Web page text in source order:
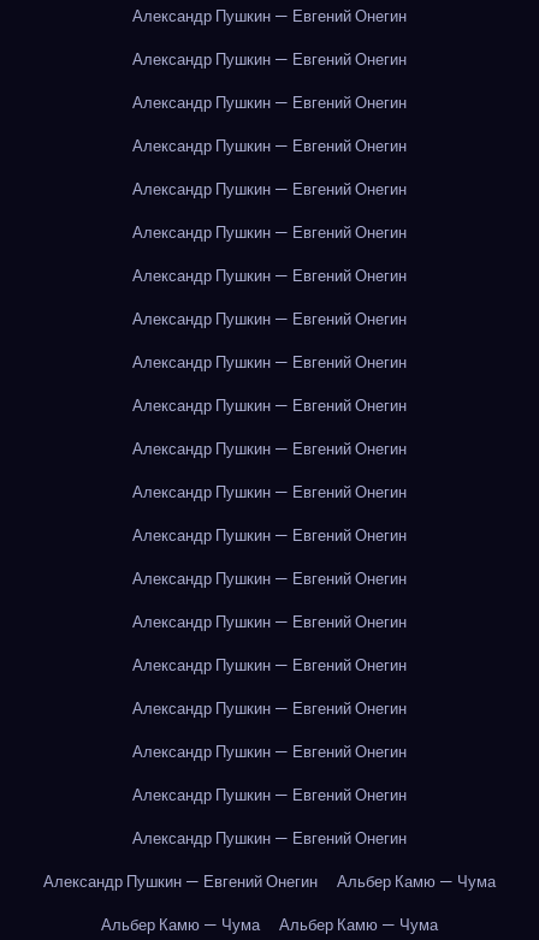
Александр Пушкин — Евгений Онегин
Александр Пушкин — Евгений Онегин
Александр Пушкин — Евгений Онегин
Александр Пушкин — Евгений Онегин
Александр Пушкин — Евгений Онегин
Александр Пушкин — Евгений Онегин
Александр Пушкин — Евгений Онегин
Александр Пушкин — Евгений Онегин
Александр Пушкин — Евгений Онегин
Александр Пушкин — Евгений Онегин
Александр Пушкин — Евгений Онегин
Александр Пушкин — Евгений Онегин
Александр Пушкин — Евгений Онегин
Александр Пушкин — Евгений Онегин
Александр Пушкин — Евгений Онегин
Александр Пушкин — Евгений Онегин
Александр Пушкин — Евгений Онегин
Александр Пушкин — Евгений Онегин
Александр Пушкин — Евгений Онегин
Александр Пушкин — Евгений Онегин
Александр Пушкин — Евгений Онегин
Альбер Камю — Чума
Альбер Камю — Чума
Альбер Камю — Чума